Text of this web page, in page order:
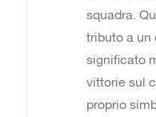
squadra.
tributo a un
significato
vittorie sul
proprio